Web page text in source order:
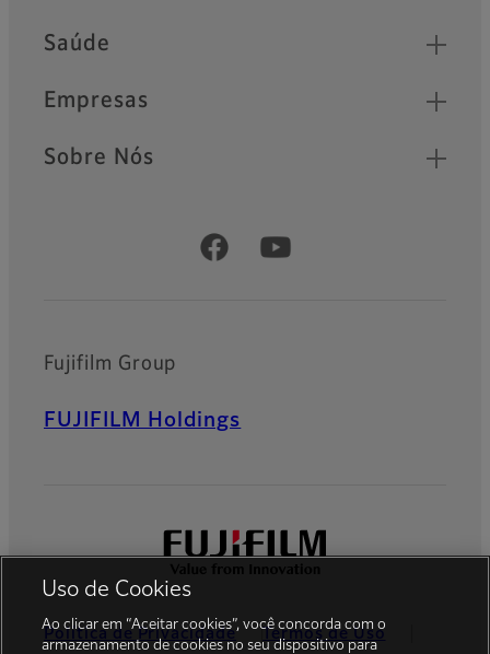
Saúde
Empresas
Sobre Nós
Official Social Media Accounts
Fujifilm Group
FUJIFILM Holdings
Política de Privacidade Termos de Uso
Uso de Cookies
Ao clicar em “Aceitar cookies”, você concorda com o
armazenamento de cookies no seu dispositivo para